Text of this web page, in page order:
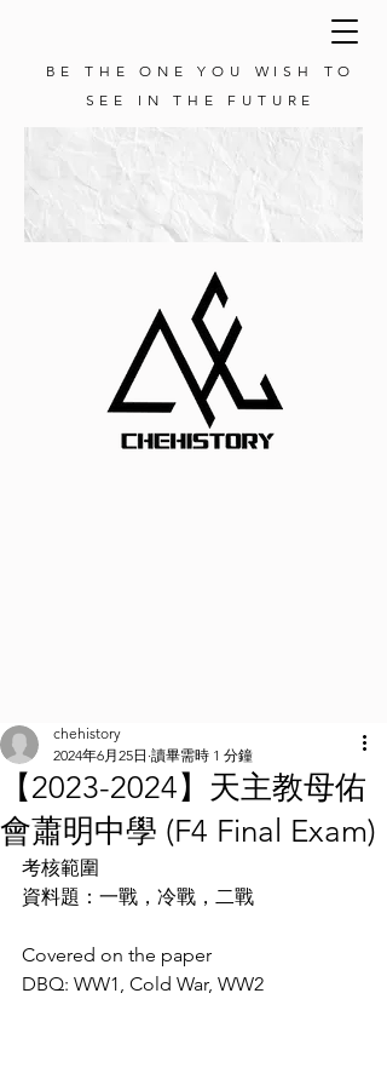
BE THE ONE YOU WISH TO
SEE IN THE FUTURE
【2023-2024】天主教母佑
會蕭明中學 (F4 Final Exam)
chehistory
2024年6月25日 讀畢需時 1 分鐘
考核範圍
資料題：一戰，冷戰，二戰
Covered on the paper
DBQ: WW1, Cold War, WW2